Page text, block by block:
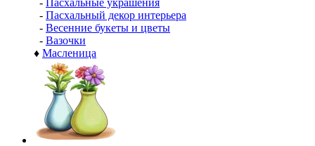
- Пасхальные украшения
- Пасхальный декор интерьера
- Весенние букеты и цветы
- Вазочки
♦ Масленица